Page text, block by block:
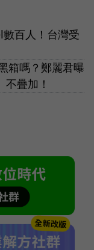
百人！台灣受
箱嗎？鄭麗君曝
不疊加！